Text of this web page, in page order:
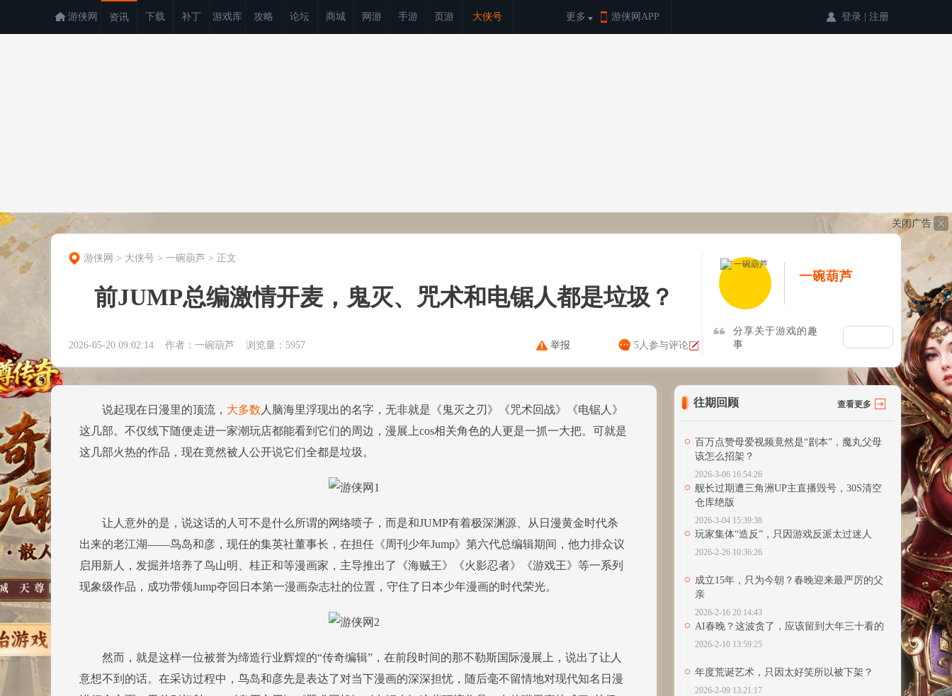
关闭广告
游侠网 资讯 下载 补丁 游戏库 攻略 论坛 商城 网游 手游 页游 大侠号 更多 游侠网APP 登录 | 注册
游侠网 > 大侠号 > 一碗葫芦 > 正文
前JUMP总编激情开麦，鬼灭、咒术和电锯人都是垃圾？
2026-05-20 09:02:14 作者：一碗葫芦 浏览量： 5957 5人参与评论
举报
一碗葫芦
分享关于游戏的趣
事
说起现在日漫里的顶流， 大多数 人脑海里浮现出的名字，无非就是《鬼灭之刃》《咒术回战》《电锯人》
这几部。不仅线下随便走进一家潮玩店都能看到它们的周边，漫展上cos相关角色的人更是一抓一大把。可就是
这几部火热的作品，现在竟然被人公开说它们全都是垃圾。
让人意外的是，说这话的人可不是什么所谓的网络喷子，而是和JUMP有着极深渊源、从日漫黄金时代杀
出来的老江湖——鸟岛和彦，现任的集英社董事长，在担任《周刊少年Jump》第六代总编辑期间，他力排众议
启用新人，发掘并培养了鸟山明、桂正和等漫画家，主导推出了《海贼王》《火影忍者》《游戏王》等一系列
现象级作品，成功带领Jump夺回日本第一漫画杂志社的位置，守住了日本少年漫画的时代荣光。
然而，就是这样一位被誉为缔造行业辉煌的“传奇编辑”，在前段时间的那不勒斯国际漫展上，说出了让人
意想不到的话。在采访过程中，鸟岛和彦先是表达了对当下漫画的深深担忧，随后毫不留情地对现代知名日漫
往期回顾 查看更多
百万点赞母爱视频竟然是“剧本”，魔丸父母
该怎么招架？
2026-3-06 16:54:26
舰长过期遭三角洲UP主直播毁号，30S清空
仓库绝版
2026-3-04 15:39:38
玩家集体“造反”，只因游戏反派太过迷人
2026-2-26 10:36:26
成立15年，只为今朝？春晚迎来最严厉的父
亲
2026-2-16 20:14:43
AI春晚？这波贪了，应该留到大年三十看的
2026-2-10 13:59:25
年度荒诞艺术，只因太好笑所以被下架？
2026-2-09 13:21:17